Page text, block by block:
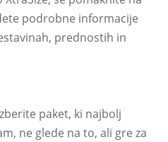
podrobne informacije
prednostih in
paket, ki najbolj
ne glede na to, ali gre za